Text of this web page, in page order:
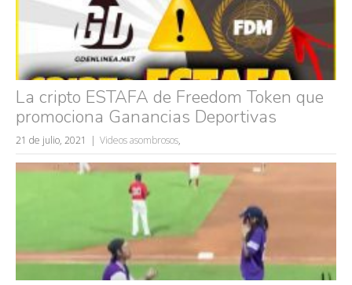
La cripto ESTAFA de Freedom Token que
promociona Ganancias Deportivas
21 de julio, 2021 Videos asombrosos,